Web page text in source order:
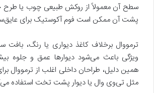
سطح آن معمولاً از روکش طبیعی چوب یا
پشت آن ممکن است فوم آکوستیک برای
ترمووال برخلاف کاغذ دیواری یا رنگ، بافت
ویژگی باعث می‌شود دیوارها عمق و جلوه
همین دلیل، طراحان داخلی اغلب از ترمووال
مثل تی‌وی وال یا دیوار پشت تخت استفاده